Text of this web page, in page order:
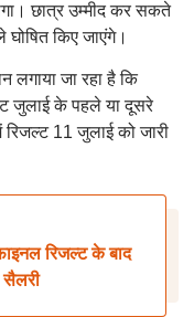
छात्र उम्मीद कर सकते
किए जाएंगे।
जा रहा है कि
जुलाई के पहले या दूसरे
11 जुलाई को जारी
रिजल्ट के बाद
सैलरी